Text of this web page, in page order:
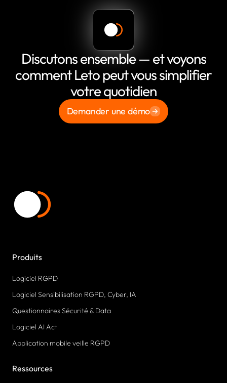
Discutons ensemble — et voyons
comment Leto peut vous simplifier
votre quotidien
Demander une démo
Produits
Logiciel RGPD
Logiciel Sensibilisation RGPD, Cyber, IA
Questionnaires Sécurité & Data
Logiciel AI Act
Application mobile veille RGPD
Ressources